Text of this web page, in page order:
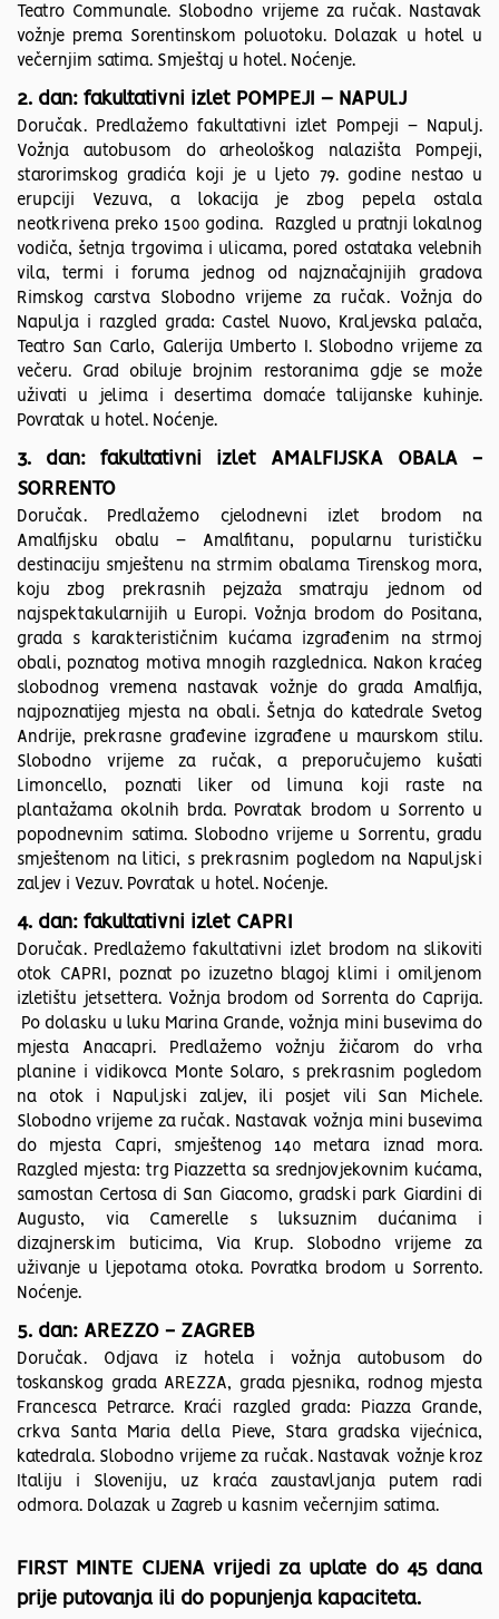
Teatro Communale. Slobodno vrijeme za ručak. Nastavak
vožnje prema Sorentinskom poluotoku. Dolazak u hotel u
večernjim satima. Smještaj u hotel. Noćenje.
2. dan: fakultativni izlet POMPEJI – NAPULJ
Doručak. Predlažemo fakultativni izlet Pompeji – Napulj.
Vožnja autobusom do arheološkog nalazišta Pompeji,
starorimskog gradića koji je u ljeto 79. godine nestao u
erupciji Vezuva, a lokacija je zbog pepela ostala
neotkrivena preko 1500 godina. Razgled u pratnji lokalnog
vodiča, šetnja trgovima i ulicama, pored ostataka velebnih
vila, termi i foruma jednog od najznačajnijih gradova
Rimskog carstva Slobodno vrijeme za ručak. Vožnja do
Napulja i razgled grada: Castel Nuovo, Kraljevska palača,
Teatro San Carlo, Galerija Umberto I. Slobodno vrijeme za
večeru. Grad obiluje brojnim restoranima gdje se može
uživati u jelima i desertima domaće talijanske kuhinje.
Povratak u hotel. Noćenje.
3. dan: fakultativni izlet AMALFIJSKA OBALA -
SORRENTO
Doručak. Predlažemo cjelodnevni izlet brodom na
Amalfijsku obalu – Amalfitanu, popularnu turističku
destinaciju smještenu na strmim obalama Tirenskog mora,
koju zbog prekrasnih pejzaža smatraju jednom od
najspektakularnijih u Europi. Vožnja brodom do Positana,
grada s karakterističnim kućama izgrađenim na strmoj
obali, poznatog motiva mnogih razglednica. Nakon kraćeg
slobodnog vremena nastavak vožnje do grada Amalfija,
najpoznatijeg mjesta na obali. Šetnja do katedrale Svetog
Andrije, prekrasne građevine izgrađene u maurskom stilu.
Slobodno vrijeme za ručak, a preporučujemo kušati
Limoncello, poznati liker od limuna koji raste na
plantažama okolnih brda. Povratak brodom u Sorrento u
popodnevnim satima. Slobodno vrijeme u Sorrentu, gradu
smještenom na litici, s prekrasnim pogledom na Napuljski
zaljev i Vezuv. Povratak u hotel. Noćenje.
4. dan: fakultativni izlet CAPRI
Doručak. Predlažemo fakultativni izlet brodom na slikoviti
otok CAPRI, poznat po izuzetno blagoj klimi i omiljenom
izletištu jetsettera. Vožnja brodom od Sorrenta do Caprija.
Po dolasku u luku Marina Grande, vožnja mini busevima do
mjesta Anacapri. Predlažemo vožnju žičarom do vrha
planine i vidikovca Monte Solaro, s prekrasnim pogledom
na otok i Napuljski zaljev, ili posjet vili San Michele.
Slobodno vrijeme za ručak. Nastavak vožnja mini busevima
do mjesta Capri, smještenog 140 metara iznad mora.
Razgled mjesta: trg Piazzetta sa srednjovjekovnim kućama,
samostan Certosa di San Giacomo, gradski park Giardini di
Augusto, via Camerelle s luksuznim dućanima i
dizajnerskim buticima, Via Krup. Slobodno vrijeme za
uživanje u ljepotama otoka. Povratka brodom u Sorrento.
Noćenje.
5. dan: AREZZO - ZAGREB
Doručak. Odjava iz hotela i vožnja autobusom do
toskanskog grada AREZZA, grada pjesnika, rodnog mjesta
Francesca Petrarce. Kraći razgled grada: Piazza Grande,
crkva Santa Maria della Pieve, Stara gradska vijećnica,
katedrala. Slobodno vrijeme za ručak. Nastavak vožnje kroz
Italiju i Sloveniju, uz kraća zaustavljanja putem radi
odmora. Dolazak u Zagreb u kasnim večernjim satima.
FIRST MINTE CIJENA vrijedi za uplate do 45 dana
prije putovanja ili do popunjenja kapaciteta.